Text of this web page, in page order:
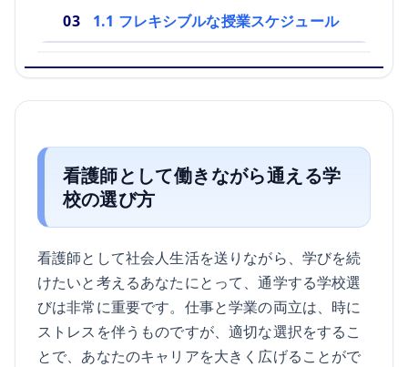
1.1 フレキシブルな授業スケジュール
看護師として働きながら通える学
校の選び方
看護師として社会人生活を送りながら、学びを続
けたいと考えるあなたにとって、通学する学校選
びは非常に重要です。仕事と学業の両立は、時に
ストレスを伴うものですが、適切な選択をするこ
とで、あなたのキャリアを大きく広げることがで